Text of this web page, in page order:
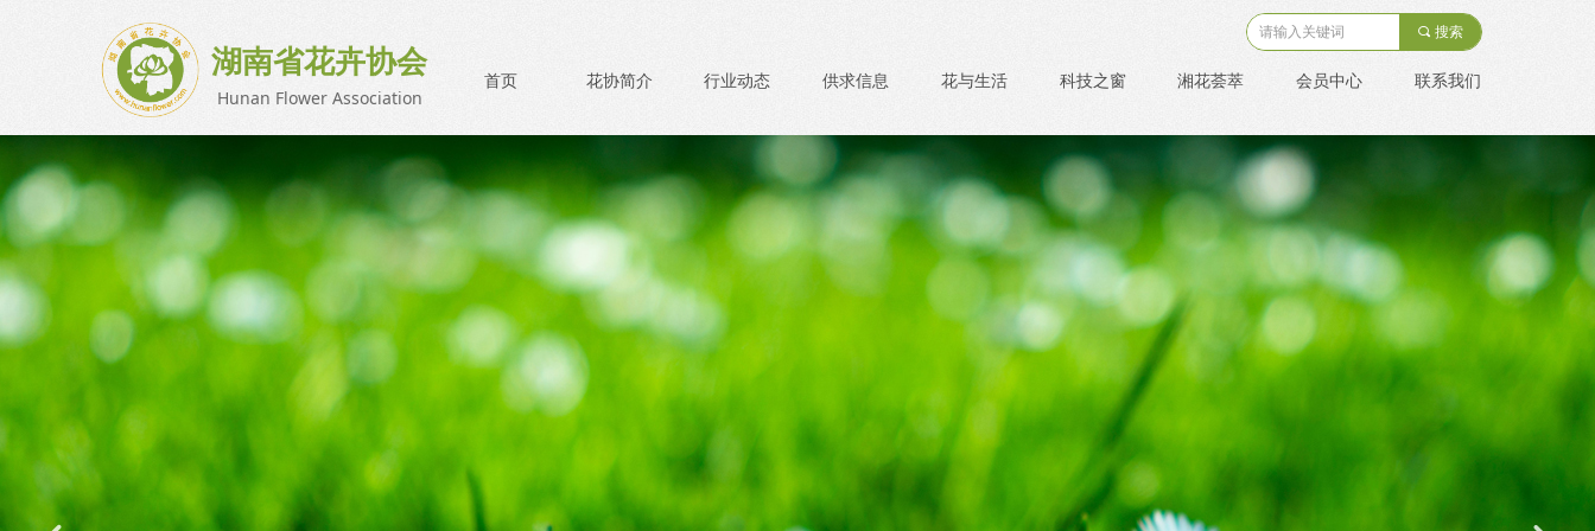
湖南省花卉协会
Hunan Flower Association
끠 搜索
首页 花协简介 行业动态 供求信息 花与生活 科技之窗 湘花荟萃 会员中心 联系我们